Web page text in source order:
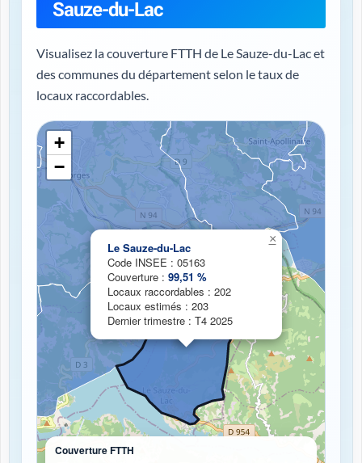
Sauze-du-Lac
Visualisez la couverture FTTH de Le Sauze-du-Lac et
des communes du département selon le taux de
locaux raccordables.
Chargement de la carte de couverture fibre...
Le Sauze-du-Lac
Code INSEE : 05163
Couverture : 99,51 %
Locaux raccordables : 202
Locaux estimés : 203
Dernier trimestre : T4 2025
×
+
−
Couverture FTTH